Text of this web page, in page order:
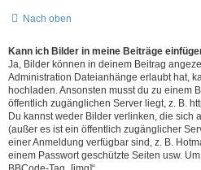
Nach oben
Kann ich Bilder in meine Beiträge
Ja, Bilder können in deinem Beitrag
Administration Dateianhänge erlaubt hat,
hochladen. Ansonsten musst du zu einem
öffentlich zugänglichen Server liegt, z. B.
Du kannst weder Bilder verlinken, die sich
(außer es ist ein öffentlich zugänglicher
einer Anmeldung verfügbar sind, z. B.
einem Passwort geschützte Seiten usw.